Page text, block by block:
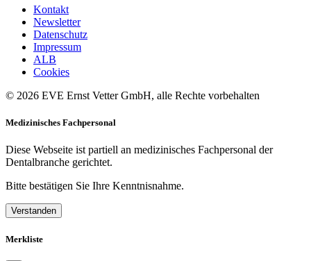
Kontakt
Newsletter
Datenschutz
Impressum
ALB
Cookies
© 2026 EVE Ernst Vetter GmbH, alle Rechte vorbehalten
Medizinisches Fachpersonal
Diese Webseite ist partiell an medizinisches Fachpersonal der
Dentalbranche gerichtet.
Bitte bestätigen Sie Ihre Kenntnisnahme.
Verstanden
Merkliste